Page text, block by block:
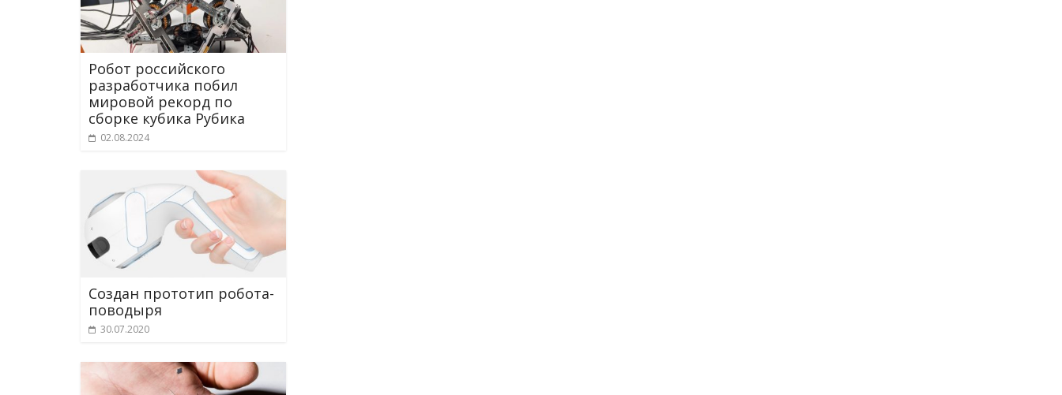
Робот российского
разработчика побил
мировой рекорд по
сборке кубика Рубика
02.08.2024
Создан прототип робота-
поводыря
30.07.2020